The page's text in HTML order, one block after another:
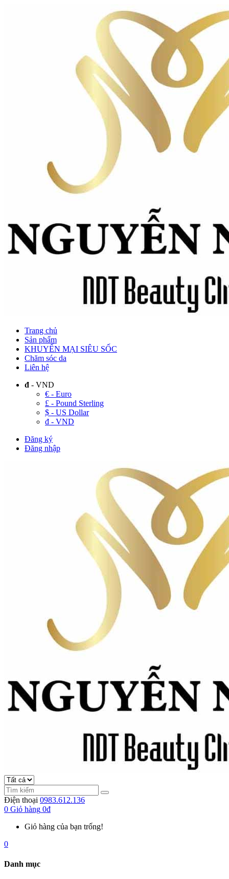
Trang chủ
Sản phẩm
KHUYẾN MẠI SIÊU SỐC
Chăm sóc da
Liên hệ
đ - VND
€ - Euro
£ - Pound Sterling
$ - US Dollar
đ - VND
Đăng ký
Đăng nhập
Điện thoại 0983.612.136
0 Giỏ hàng 0đ
Giỏ hàng của bạn trống!
0
Danh mục